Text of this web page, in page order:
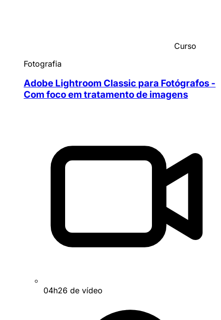
Curso
Fotografia
Adobe Lightroom Classic para Fotógrafos -
Com foco em tratamento de imagens
04h26 de vídeo